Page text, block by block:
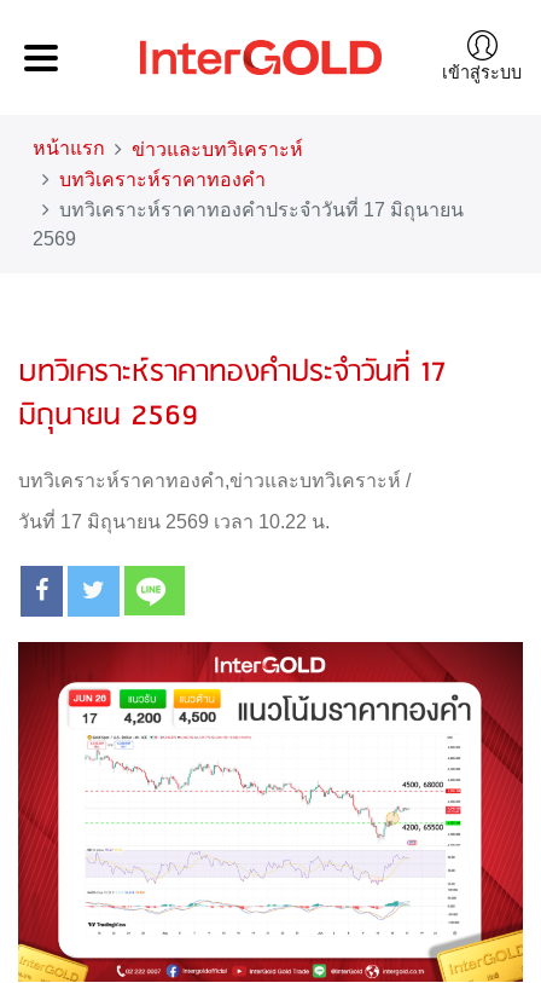
เข้าสู่ระบบ
หน้าแรก
ข่าวและบทวิเคราะห์
บทวิเคราะห์ราคาทองคำ
บทวิเคราะห์ราคาทองคำประจำวันที่ 17 มิถุนายน
2569
บทวิเคราะห์ราคาทองคำประจำวันที่ 17
มิถุนายน 2569
บทวิเคราะห์ราคาทองคำ,ข่าวและบทวิเคราะห์ /
วันที่ 17 มิถุนายน 2569 เวลา 10.22 น.